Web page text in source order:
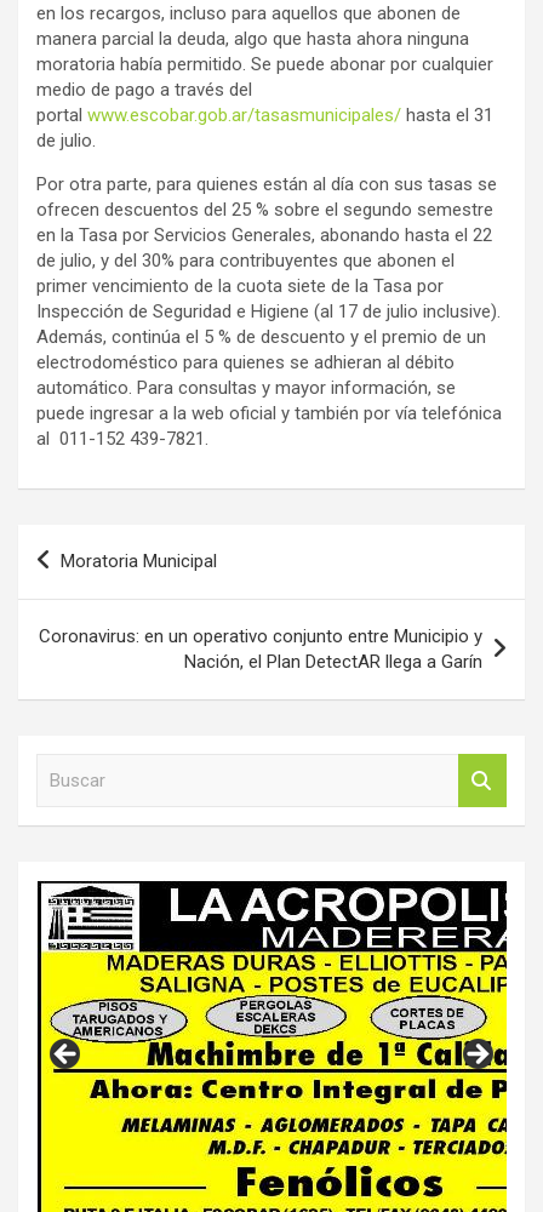
en los recargos, incluso para aquellos que abonen de
manera parcial la deuda, algo que hasta ahora ninguna
moratoria había permitido. Se puede abonar por cualquier
medio de pago a través del
portal www.escobar.gob.ar/tasasmunicipales/ hasta el 31
de julio.
Por otra parte, para quienes están al día con sus tasas se
ofrecen descuentos del 25 % sobre el segundo semestre
en la Tasa por Servicios Generales, abonando hasta el 22
de julio, y del 30% para contribuyentes que abonen el
primer vencimiento de la cuota siete de la Tasa por
Inspección de Seguridad e Higiene (al 17 de julio inclusive).
Además, continúa el 5 % de descuento y el premio de un
electrodoméstico para quienes se adhieran al débito
automático. Para consultas y mayor información, se
puede ingresar a la web oficial y también por vía telefónica
al 011-152 439-7821.
Navegación
entradas
Moratoria Municipal
Coronavirus: en un operativo conjunto entre Municipio y
Nación, el Plan DetectAR llega a Garín
r